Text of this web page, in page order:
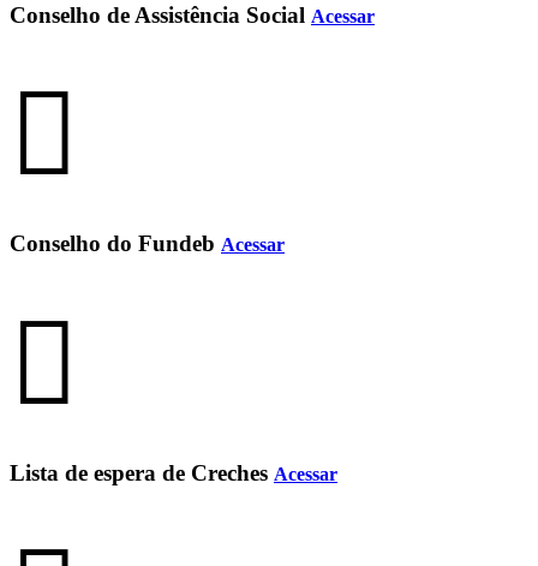
Conselho de Assistência Social Acessar
Conselho do Fundeb Acessar
Lista de espera de Creches Acessar